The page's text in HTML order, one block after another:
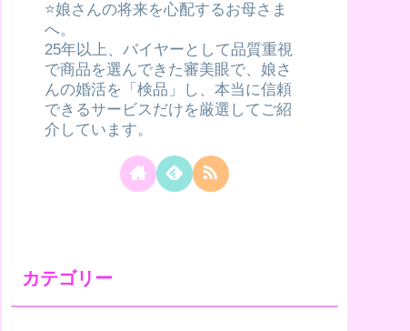
⭐️娘さんの将来を心配するお母さま
へ。
25年以上、バイヤーとして品質重視
で商品を選んできた審美眼で、娘さ
んの婚活を「検品」し、本当に信頼
できるサービスだけを厳選してご紹
介しています。
カテゴリー